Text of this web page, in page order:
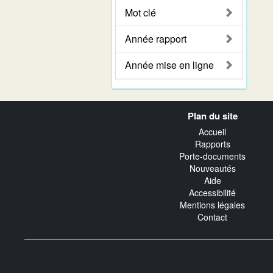
Mot clé
Année rapport
Année mise en ligne
Plan du site
Accueil
Rapports
Porte-documents
Nouveautés
Aide
Accessibilité
Mentions légales
Contact